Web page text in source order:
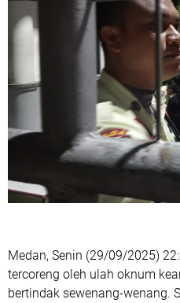
Medan, Senin (29/09/2025)
tercoreng oleh ulah oknum
bertindak sewenang-wenang.